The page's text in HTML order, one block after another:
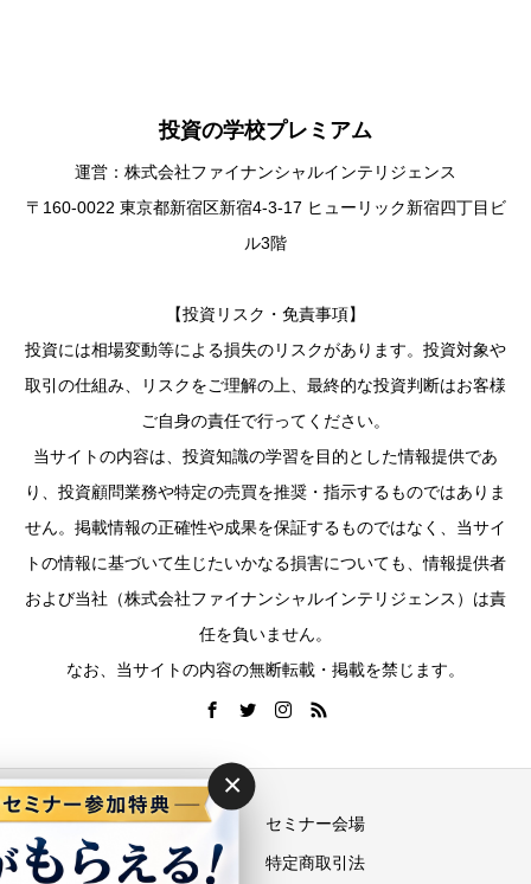
投資の学校プレミアム
運営：株式会社ファイナンシャルインテリジェンス
〒160-0022 東京都新宿区新宿4-3-17 ヒューリック新宿四丁目ビ
ル3階
【投資リスク・免責事項】
投資には相場変動等による損失のリスクがあります。投資対象や
取引の仕組み、リスクをご理解の上、最終的な投資判断はお客様
ご自身の責任で行ってください。
当サイトの内容は、投資知識の学習を目的とした情報提供であ
り、投資顧問業務や特定の売買を推奨・指示するものではありま
せん。掲載情報の正確性や成果を保証するものではなく、当サイ
トの情報に基づいて生じたいかなる損害についても、情報提供者
および当社（株式会社ファイナンシャルインテリジェンス）は責
任を負いません。
なお、当サイトの内容の無断転載・掲載を禁じます。
運営会社 セミナー会場
プライバシーポリシー 特定商取引法
×